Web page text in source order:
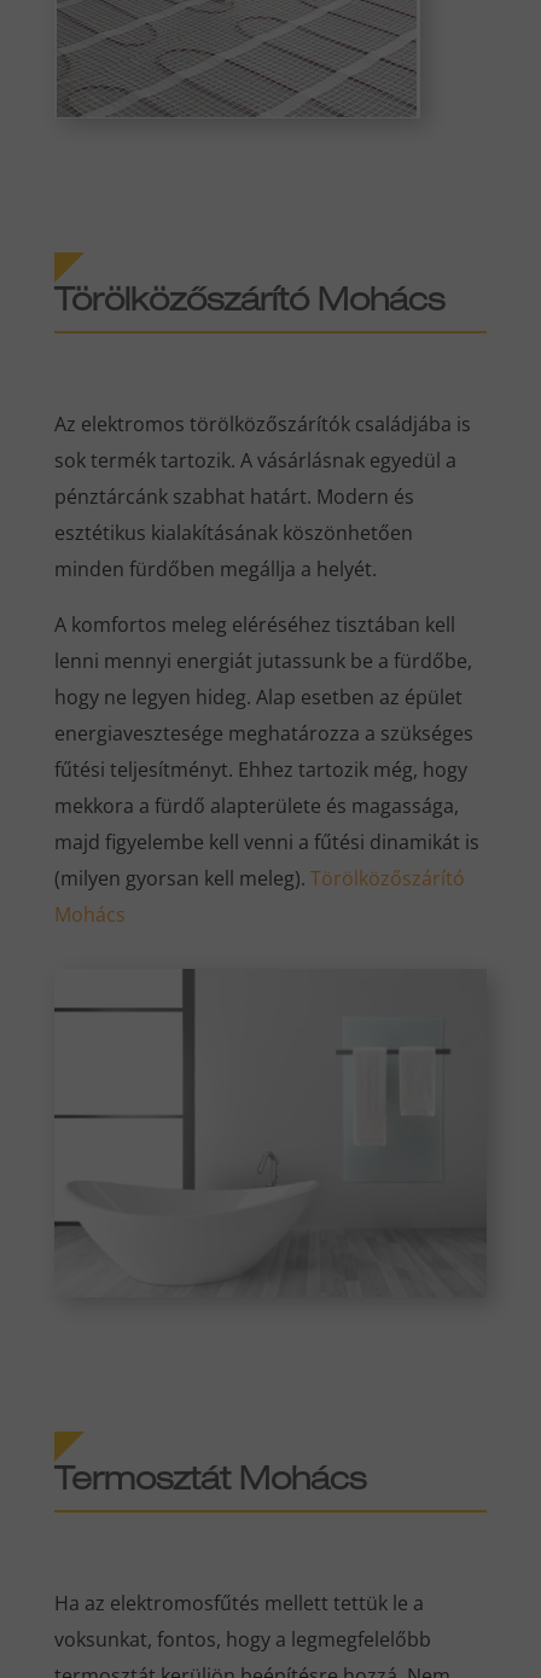
Törölközőszárító Mohács
Az elektromos törölközőszárítók családjába is
sok termék tartozik. A vásárlásnak egyedül a
pénztárcánk szabhat határt. Modern és
esztétikus kialakításának köszönhetően
minden fürdőben megállja a helyét.
A komfortos meleg eléréséhez tisztában kell
lenni mennyi energiát jutassunk be a fürdőbe,
hogy ne legyen hideg. Alap esetben az épület
energiavesztesége meghatározza a szükséges
fűtési teljesítményt. Ehhez tartozik még, hogy
mekkora a fürdő alapterülete és magassága,
majd figyelembe kell venni a fűtési dinamikát is
(milyen gyorsan kell meleg). Törölközőszárító
Mohács
Termosztát Mohács
Ha az elektromosfűtés mellett tettük le a
voksunkat, fontos, hogy a legmegfelelőbb